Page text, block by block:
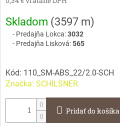
Jednotková
cena:
Skladom (3597 m)
Predajňa Lokca:3032
Predajňa Lisková:565
Kód: 110_SM-ABS_22/2.0-SCH
Značka: SCHILSNER
Pridať do košíka